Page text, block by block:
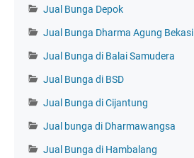
Jual Bunga Depok
Jual Bunga Dharma Agung Bekasi
Jual Bunga di Balai Samudera
Jual Bunga di BSD
Jual Bunga di Cijantung
Jual bunga di Dharmawangsa
Jual Bunga di Hambalang